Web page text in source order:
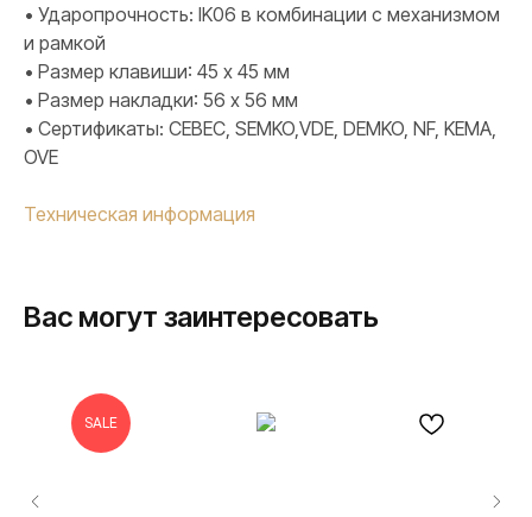
• Ударопрочность: IK06 в комбинации с механизмом
и рамкой
• Размер клавиши: 45 х 45 мм
• Размер накладки: 56 х 56 мм
• Сертификаты: CEBEC, SEMKO,VDE, DEMKO, NF, KEMA,
OVE
Техническая информация
Вас могут заинтересовать
SALE
ПРОДУКЦИЯ
Розетки и выключатели Rocker